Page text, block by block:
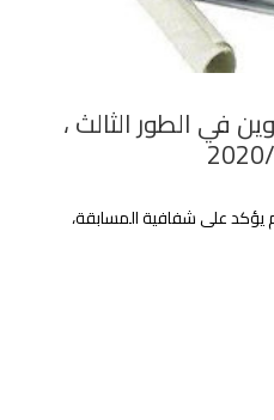
في الطور الثالث ،
يؤكد على شفافية المسابقة،